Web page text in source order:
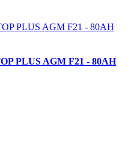
PLUS AGM F21 - 80AH